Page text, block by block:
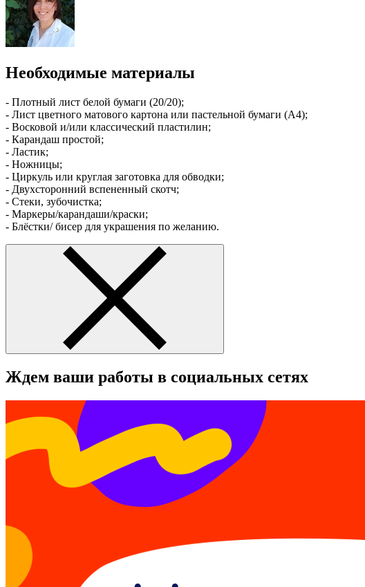
Необходимые материалы
- Плотный лист белой бумаги (20/20);
- Лист цветного матового картона или пастельной бумаги (А4);
- Восковой и/или классический пластилин;
- Карандаш простой;
- Ластик;
- Ножницы;
- Циркуль или круглая заготовка для обводки;
- Двухсторонний вспененный скотч;
- Стеки, зубочистка;
- Маркеры/карандаши/краски;
- Блёстки/ бисер для украшения по желанию.
Ждем ваши работы в социальных сетях